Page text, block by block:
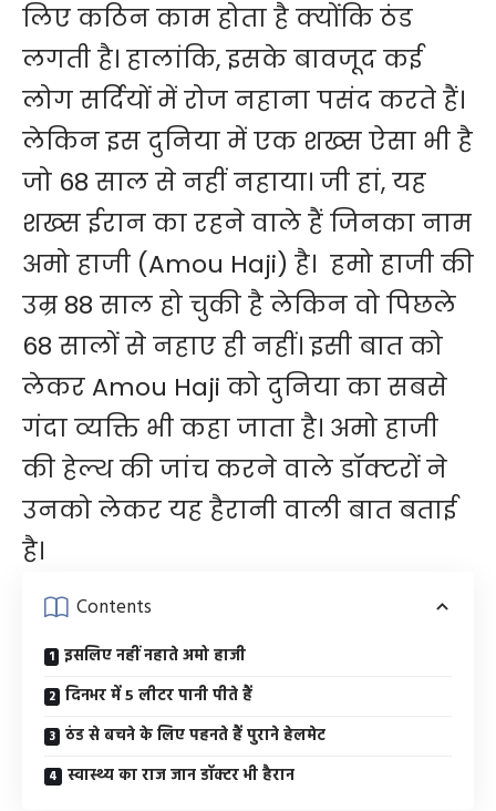
लिए कठिन काम होता है क्योंकि ठंड
लगती है। हालांकि, इसके बावजूद कई
लोग सर्दियों में रोज नहाना पसंद करते हैं।
लेकिन इस दुनिया में एक शख्स ऐसा भी है
जो 68 साल से नहीं नहाया। जी हां, यह
शख्स ईरान का रहने वाले हैं जिनका नाम
अमो हाजी (Amou Haji) है। हमो हाजी की
उम्र 88 साल हो चुकी है लेकिन वो पिछले
68 सालों से नहाए ही नहीं। इसी बात को
लेकर Amou Haji को दुनिया का सबसे
गंदा व्यक्ति भी कहा जाता है। अमो हाजी
की हेल्थ की जांच करने वाले डॉक्टरों ने
उनको लेकर यह हैरानी वाली बात बताई
है।
Contents
इसलिए नहीं नहाते अमो हाजी
दिनभर में 5 लीटर पानी पीते हैं
ठंड से बचने के लिए पहनते हैं पुराने हेलमेट
स्वास्थ्य का राज जान डॉक्टर भी हैरान